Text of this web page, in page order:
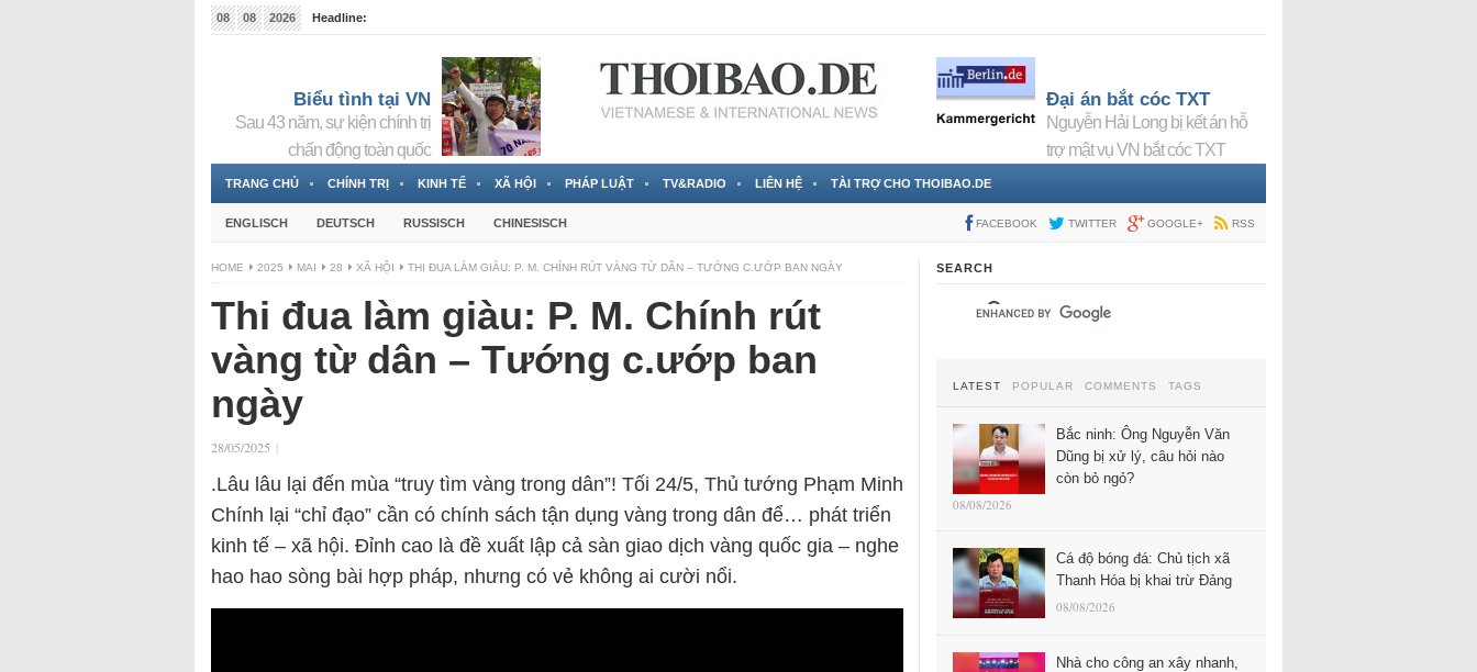
08 08 2026
Headline:
Biểu tình tại VN
Sau 43 năm, sự kiện chính trị
chấn động toàn quốc
Đại án bắt cóc TXT
Nguyễn Hải Long bị kết án hỗ
trợ mật vụ VN bắt cóc TXT
TRANG CHỦ CHÍNH TRỊ KINH TẾ XÃ HỘI PHÁP LUẬT TV&RADIO LIÊN HỆ TÀI TRỢ CHO THOIBAO.DE
ENGLISCH DEUTSCH RUSSISCH CHINESISCH FACEBOOK TWITTER GOOGLE+ RSS
HOME 2025 MAI 28 XÃ HỘI THI ĐUA LÀM GIÀU: P. M. CHÍNH RÚT VÀNG TỪ DÂN – TƯỚNG C.ƯỚP BAN NGÀY
Thi đua làm giàu: P. M. Chính rút
vàng từ dân – Tướng c.ướp ban
ngày
28/05/2025 |
.Lâu lâu lại đến mùa “truy tìm vàng trong dân”! Tối 24/5, Thủ tướng Phạm Minh
Chính lại “chỉ đạo” cần có chính sách tận dụng vàng trong dân để… phát triển
kinh tế – xã hội. Đỉnh cao là đề xuất lập cả sàn giao dịch vàng quốc gia – nghe
hao hao sòng bài hợp pháp, nhưng có vẻ không ai cười nổi.
SEARCH
LATEST POPULAR COMMENTS TAGS
Bắc ninh: Ông Nguyễn Văn
Dũng bị xử lý, câu hỏi nào
còn bỏ ngỏ?
08/08/2026
Cá độ bóng đá: Chủ tịch xã
Thanh Hóa bị khai trừ Đảng
08/08/2026
Nhà cho công an xây nhanh,